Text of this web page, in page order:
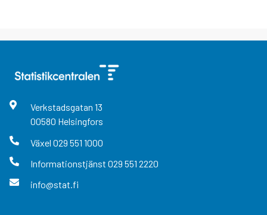
Verkstadsgatan 13
00580 Helsingfors
Växel 029 551 1000
Informationstjänst 029 551 2220
info@stat.fi